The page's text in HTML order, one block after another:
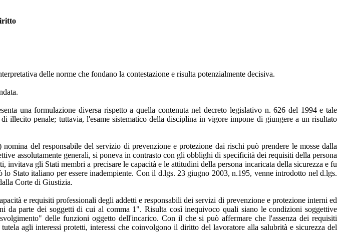
delle norme che fondano la contestazione e risulta potenzialmente decisiva.
una formulazione diversa rispetto a quella contenuta nel decreto legislativo n. 626 del 1994 e tale
illecito penale; tuttavia, l'esame sistematico della disciplina in vigore impone di giungere a un risultato
del responsabile del servizio di prevenzione e protezione dai rischi può prendere le mosse dalla
assolutamente generali, si poneva in contrasto con gli obblighi di specificità dei requisiti della persona
invitava gli Stati membri a precisare le capacità e le attitudini della persona incaricata della sicurezza e fu
lo Stato italiano per essere inadempiente. Con il d.lgs. 23 giugno 2003, n.195, venne introdotto nel d.lgs.
Corte di Giustizia.
e requisiti professionali degli addetti e responsabili dei servizi di prevenzione e protezione interni ed
parte dei soggetti di cui al comma 1". Risulta così inequivoco quali siano le condizioni soggettive
delle funzioni oggetto dell'incarico. Con il che si può affermare che l'assenza dei requisiti
agli interessi protetti, interessi che coinvolgono il diritto del lavoratore alla salubrità e sicurezza del